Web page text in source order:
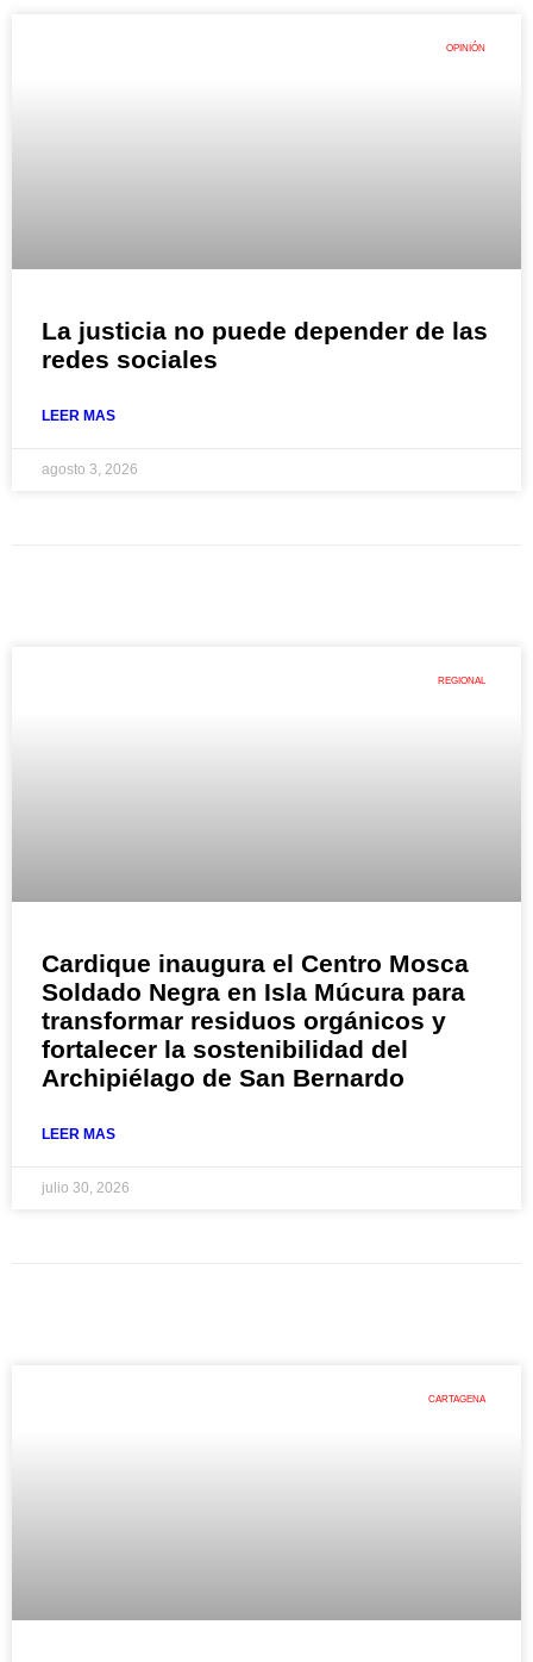
OPINIÓN
La justicia no puede depender de las
redes sociales
LEER MAS
agosto 3, 2026
REGIONAL
Cardique inaugura el Centro Mosca
Soldado Negra en Isla Múcura para
transformar residuos orgánicos y
fortalecer la sostenibilidad del
Archipiélago de San Bernardo
LEER MAS
julio 30, 2026
CARTAGENA